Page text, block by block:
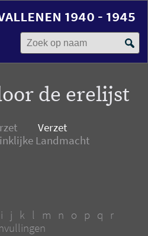
1940 - 1945
de erelijst
Verzet
i j k l m n o p q r
Landmacht